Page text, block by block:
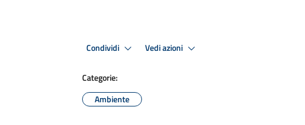
Condividi Vedi azioni
Categorie:
Ambiente